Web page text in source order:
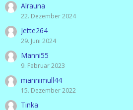
Alrauna
22. Dezember 2024
Jette264
29. Juni 2024
Manni55
9. Februar 2023
mannimull44
15. Dezember 2022
Tinka